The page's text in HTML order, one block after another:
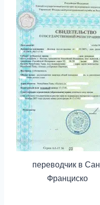
переводчик в
Франциско